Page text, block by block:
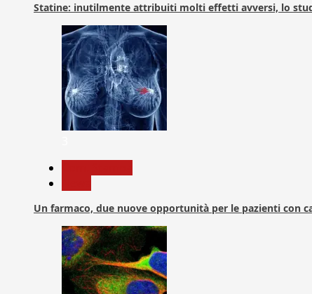
Statine: inutilmente attribuiti molti effetti avversi, lo
Un farmaco, due nuove opportunità per le pazienti con